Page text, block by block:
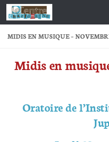
Skip to content
MIDIS EN MUSIQUE –
Midis en
Oratoire de